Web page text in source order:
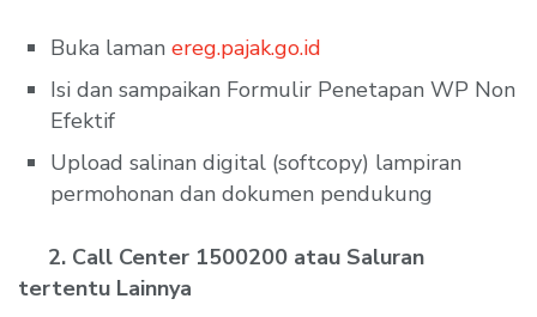
Buka laman ereg.pajak.go.id
Isi dan sampaikan Formulir Penetapan WP Non
Efektif
Upload salinan digital (softcopy) lampiran
permohonan dan dokumen pendukung
2. Call Center 1500200 atau Saluran
tertentu Lainnya